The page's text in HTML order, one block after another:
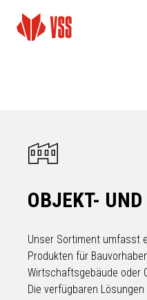
OBJEKT- UND
Unser Sortiment umfasst
Produkten für
Wirtschaftsgebäude oder
Die verfügbaren